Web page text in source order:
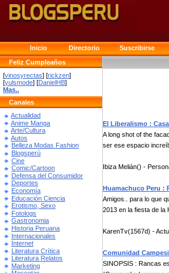
Inicio Directorio Suscribirse
Feliz Cumpleaños
[vinosyrectas] [rickzen]
[yulsmode] [DanielHB]
Mas..
Canales
Actualidad
Anime Manga
Arte/Cultura
Autos
Belleza Modas Fashion
Blogsperú
Cine
Comic/Cartoon
Defensa del Consumidor
Deportes
Economía
Educación Ciencia
Erotismo, Sexo
Fotologs
Gastronomia
Historia Peruana
Internacionales
Internet
Literatura Crítica
Literatura Relatos
Marketing
El Liberalismo :
A long shot of the
ser ese espacio
Ibiza Melián() -
Huamachuco Peru :
Amigos.. para lo que
2013 en la fiesta de la
KarenTv(1567d) -
Comunidad
SINOPSIS : Rancas